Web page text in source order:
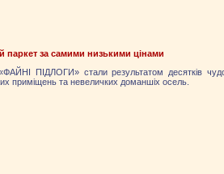
паркет за самими низькими цінами
ПІДЛОГИ» стали результатом десятків
приміщень та невеличких доманшіх осель.